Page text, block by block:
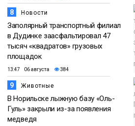
8 Новости
Заполярный транспортный филиал
в Дудинке заасфальтировал 47
тысяч «квадратов» грузовых
площадок
13:47 06 августа 384
9 Животные
В Норильске лыжную базу «Оль-
Гуль» закрыли из-за появления
медведя